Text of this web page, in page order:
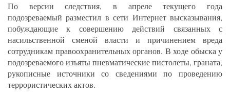
По версии следствия, в апреле текущего года
подозреваемый разместил в сети Интернет высказывания,
побуждающие к совершению действий связанных с
насильственной сменой власти и причинением вреда
сотрудникам правоохранительных органов. В ходе обыска у
подозреваемого изъяты пневматические пистолеты, граната,
рукописные источники со сведениями по проведению
террористических актов.